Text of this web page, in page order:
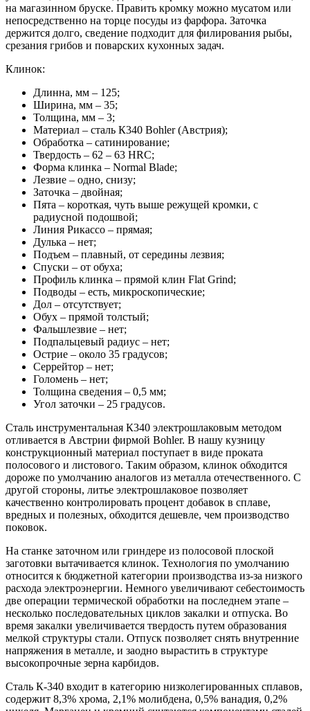
на магазинном бруске. Править кромку можно мусатом или
непосредственно на торце посуды из фарфора. Заточка
держится долго, сведение подходит для филирования рыбы,
срезания грибов и поварских кухонных задач.
Клинок:
Длинна, мм – 125;
Ширина, мм – 35;
Толщина, мм – 3;
Материал – сталь К340 Bohler (Австрия);
Обработка – сатинирование;
Твердость – 62 – 63 HRC;
Форма клинка – Normal Blade;
Лезвие – одно, снизу;
Заточка – двойная;
Пята – короткая, чуть выше режущей кромки, с
радиусной подошвой;
Линия Рикассо – прямая;
Дулька – нет;
Подъем – плавный, от середины лезвия;
Спуски – от обуха;
Профиль клинка – прямой клин Flat Grind;
Подводы – есть, микроскопические;
Дол – отсутствует;
Обух – прямой толстый;
Фальшлезвие – нет;
Подпальцевый радиус – нет;
Острие – около 35 градусов;
Серрейтор – нет;
Голомень – нет;
Толщина сведения – 0,5 мм;
Угол заточки – 25 градусов.
Сталь инструментальная К340 электрошлаковым методом
отливается в Австрии фирмой Bohler. В нашу кузницу
конструкционный материал поступает в виде проката
полосового и листового. Таким образом, клинок обходится
дороже по умолчанию аналогов из металла отечественного. С
другой стороны, литье электрошлаковое позволяет
качественно контролировать процент добавок в сплаве,
вредных и полезных, обходится дешевле, чем производство
поковок.
На станке заточном или гриндере из полосовой плоской
заготовки вытачивается клинок. Технология по умолчанию
относится к бюджетной категории производства из-за низкого
расхода электроэнергии. Немного увеличивают себестоимость
две операции термической обработки на последнем этапе –
несколько последовательных циклов закалки и отпуска. Во
время закалки увеличивается твердость путем образования
мелкой структуры стали. Отпуск позволяет снять внутренние
напряжения в металле, и заодно вырастить в структуре
высокопрочные зерна карбидов.
Сталь К-340 входит в категорию низколегированных сплавов,
содержит 8,3% хрома, 2,1% молибдена, 0,5% ванадия, 0,2%